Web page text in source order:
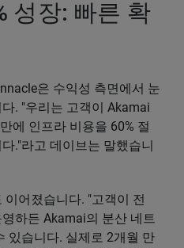
성장: 빠른 확
은 수익성 측면에서 눈
. "우리는 고객이 Akamai
에 인프라 비용을 60% 절
."라고 데이브는 말했습니
어졌습니다. "고객이 전
하든 Akamai의 분산 네트
있습니다. 실제로 2개월 만